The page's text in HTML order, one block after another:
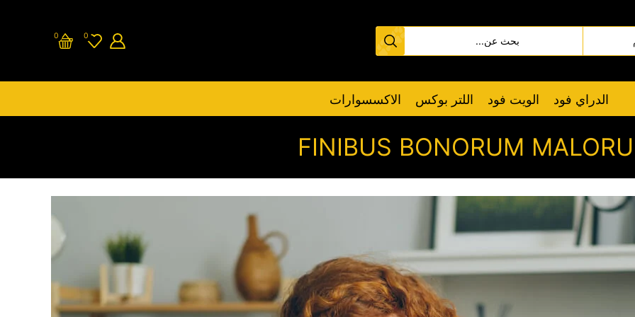
0
0
الدراي فود الويت فود اللتر بوكس الاكسسوارات
FINIBUS BONORUM